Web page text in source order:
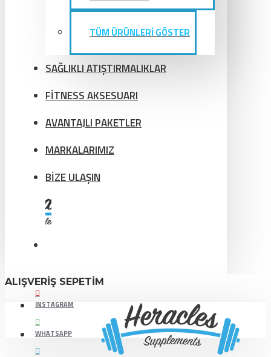
TÜM ÜRÜNLERİ GÖSTER
SAĞLIKLI ATIŞTIRMALIKLAR
FİTNESS AKSESUARI
AVANTAJLI PAKETLER
MARKALARIMIZ
BİZE ULAŞIN
ALIŞVERIŞ SEPETIM
INSTAGRAM
WHATSAPP